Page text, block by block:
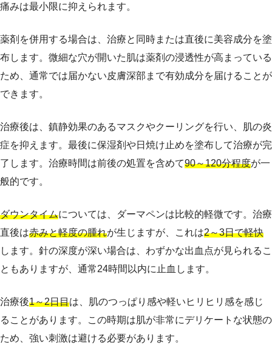
痛みは最小限に抑えられます。
薬剤を併用する場合は、治療と同時または直後に美容成分を塗
布します。微細な穴が開いた肌は薬剤の浸透性が高まっている
ため、通常では届かない皮膚深部まで有効成分を届けることが
できます。
治療後は、鎮静効果のあるマスクやクーリングを行い、肌の炎
症を抑えます。最後に保湿剤や日焼け止めを塗布して治療が完
了します。治療時間は前後の処置を含めて90～120分程度が一
般的です。
ダウンタイムについては、ダーマペンは比較的軽微です。治療
直後は赤みと軽度の腫れが生じますが、これは2～3日で軽快
します。針の深度が深い場合は、わずかな出血点が見られるこ
ともありますが、通常24時間以内に止血します。
治療後1～2日目は、肌のつっぱり感や軽いヒリヒリ感を感じ
ることがあります。この時期は肌が非常にデリケートな状態の
ため、強い刺激は避ける必要があります。